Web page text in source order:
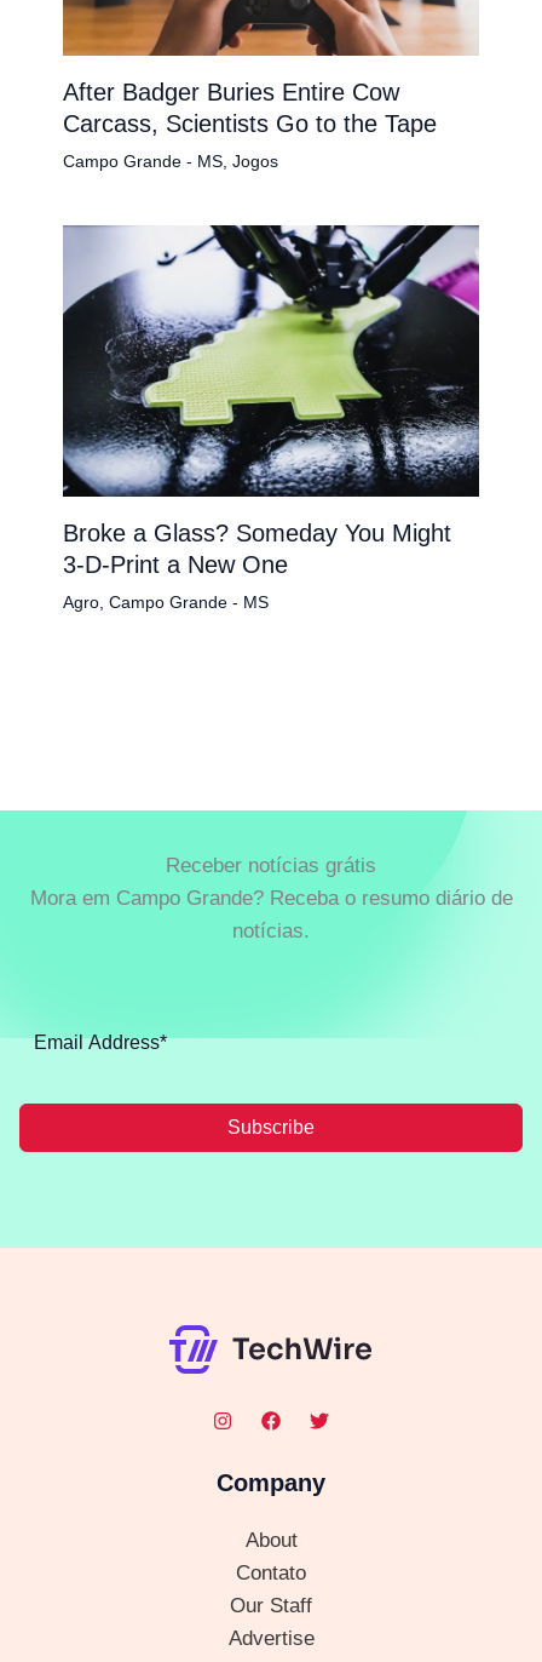
After Badger Buries Entire Cow
Carcass, Scientists Go to the Tape
Campo Grande - MS, Jogos
Broke a Glass? Someday You Might
3-D-Print a New One
Agro, Campo Grande - MS
Receber notícias grátis
Mora em Campo Grande? Receba o resumo diário de
notícias.
Subscribe
Company
About
Contato
Our Staff
Advertise